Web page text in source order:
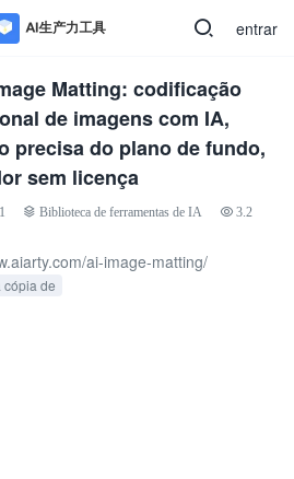
entrar
Matting: codificação
de imagens com IA,
precisa do plano de fundo,
sem licença
Biblioteca de ferramentas de IA
3.2
ai-image-matting/
cópia de